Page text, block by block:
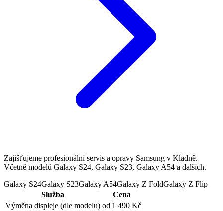
Zajišťujeme profesionální servis a opravy Samsung v Kladně.
Včetně modelů Galaxy S24, Galaxy S23, Galaxy A54 a dalších.
Galaxy S24Galaxy S23Galaxy A54Galaxy Z FoldGalaxy Z Flip
Služba
Cena
Výměna displeje (dle modelu) od 1 490 Kč